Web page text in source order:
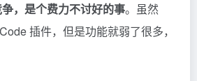
，是个费力不讨好的事。虽然
插件，但是功能就弱了很多，